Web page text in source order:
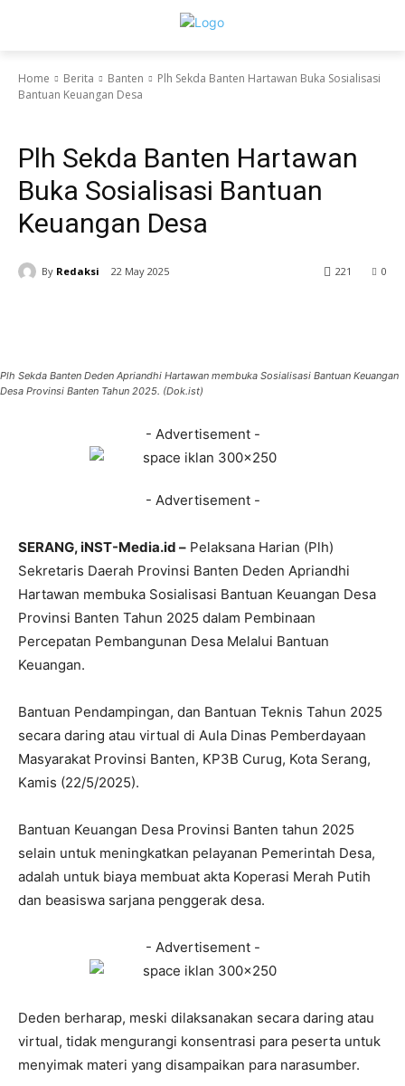
Home Berita Banten
Plh Sekda Banten Hartawan Buka Sosialisasi
Bantuan Keuangan Desa
Plh Sekda Banten Hartawan
Buka Sosialisasi Bantuan
Keuangan Desa
By Redaksi 22 May 2025 0
221
Plh Sekda Banten Deden Apriandhi Hartawan membuka Sosialisasi Bantuan Keuangan
Desa Provinsi Banten Tahun 2025. (Dok.ist)
- Advertisement -
- Advertisement -
SERANG, iNST-Media.id – Pelaksana Harian (Plh)
Sekretaris Daerah Provinsi Banten Deden Apriandhi
Hartawan membuka Sosialisasi Bantuan Keuangan Desa
Provinsi Banten Tahun 2025 dalam Pembinaan
Percepatan Pembangunan Desa Melalui Bantuan
Keuangan.
Bantuan Pendampingan, dan Bantuan Teknis Tahun 2025
secara daring atau virtual di Aula Dinas Pemberdayaan
Masyarakat Provinsi Banten, KP3B Curug, Kota Serang,
Kamis (22/5/2025).
Bantuan Keuangan Desa Provinsi Banten tahun 2025
selain untuk meningkatkan pelayanan Pemerintah Desa,
adalah untuk biaya membuat akta Koperasi Merah Putih
dan beasiswa sarjana penggerak desa.
- Advertisement -
Deden berharap, meski dilaksanakan secara daring atau
virtual, tidak mengurangi konsentrasi para peserta untuk
menyimak materi yang disampaikan para narasumber.